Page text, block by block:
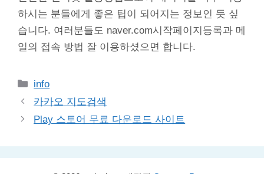
하시는 분들에게 좋은 팁이 되어지는 정보인 듯 싶
습니다. 여러분들도 naver.com시작페이지등록과 메
일의 접속 방법 잘 이용하셨으면 합니다.
카
테
리
info
카카오 지도검색
Play 스토어 무료 다운로드 사이트